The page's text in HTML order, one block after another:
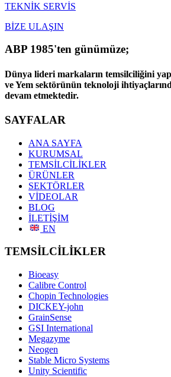
TEKNİK SERVİS
BİZE ULAŞIN
ABP 1985'ten günümüze;
Dünya lideri markaların temsilciliğini
ve Yem sektörünün teknoloji
devam etmektedir.
SAYFALAR
ANA SAYFA
KURUMSAL
TEMSİLCİLİKLER
ÜRÜNLER
SEKTÖRLER
VİDEOLAR
BLOG
İLETİŞİM
EN
TEMSİLCİLİKLER
Bioeasy
Calibre Control
Chopin Technologies
DICKEY-john
GrainSense
GSI International
Megazyme
Neogen
Stable Micro Systems
Unity Scientific